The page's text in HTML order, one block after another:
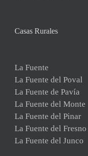
Casas Rurales
La Fuente
La Fuente del Poval
La Fuente de Pavía
La Fuente del Monte
La Fuente del Pinar
La Fuente del Fresno
La Fuente del Junco